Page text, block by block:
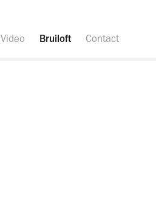
Video Bruiloft Contact